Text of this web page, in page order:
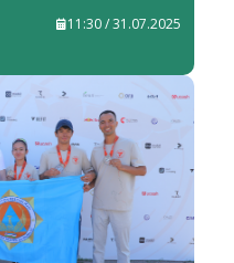
11:30 / 31.07.2025